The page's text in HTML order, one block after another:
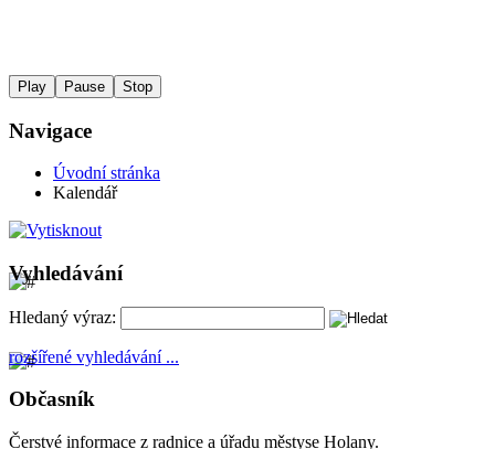
Play Pause Stop
Navigace
Úvodní stránka
Kalendář
Vyhledávání
Hledaný výraz:
rozšířené vyhledávání ...
Občasník
Čerstvé informace z radnice a úřadu městyse Holany.